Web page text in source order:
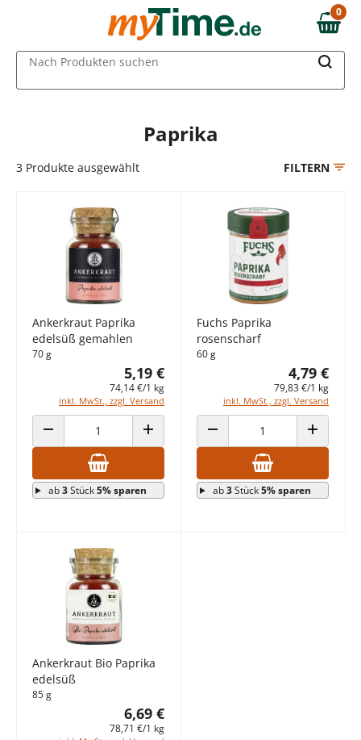
Zum Hauptinhalt springen
Zur Navigation springen
Zur Suche springen
0,00 €
0
Nach Produkten suchen
Paprika
3 Produkte ausgewählt FILTERN
Ankerkraut Paprika
edelsüß gemahlen
70 g
5,19 €
74,14 €/1 kg
inkl. MwSt., zzgl. Versand
ANZAHL VERRINGERN ANZAHL ERHÖHEN
ab3Stück5% sparen
Fuchs Paprika
rosenscharf
60 g
4,79 €
79,83 €/1 kg
inkl. MwSt., zzgl. Versand
ANZAHL VERRINGERN ANZAHL
ab3Stück5% sparen
Ankerkraut Bio Paprika
edelsüß
85 g
6,69 €
78,71 €/1 kg